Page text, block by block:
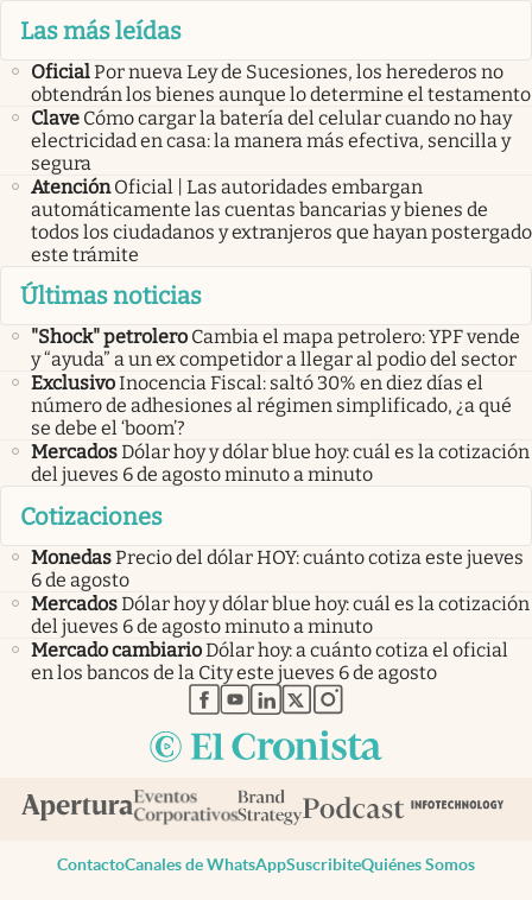
Las más leídas
OficialPor nueva Ley de Sucesiones, los herederos no
obtendrán los bienes aunque lo determine el testamento
Clave Cómo cargar la batería del celular cuando no hay
electricidad en casa: la manera más efectiva, sencilla y
segura
Atención Oficial | Las autoridades embargan
automáticamente las cuentas bancarias y bienes de
todos los ciudadanos y extranjeros que hayan postergado
este trámite
Últimas noticias
"Shock" petrolero Cambia el mapa petrolero: YPF vende
y “ayuda” a un ex competidor a llegar al podio del sector
ExclusivoInocencia Fiscal: saltó 30% en diez días el
número de adhesiones al régimen simplificado, ¿a qué
se debe el ‘boom’?
MercadosDólar hoy y dólar blue hoy: cuál es la cotización
del jueves 6 de agosto minuto a minuto
Cotizaciones
MonedasPrecio del dólar HOY: cuánto cotiza este jueves
6 de agosto
MercadosDólar hoy y dólar blue hoy: cuál es la cotización
del jueves 6 de agosto minuto a minuto
Mercado cambiarioDólar hoy: a cuánto cotiza el oficial
en los bancos de la City este jueves 6 de agosto
abre en nueva pestaña
abre en nueva pestaña
abre en nueva pestaña
abre en nueva pestaña
abre en nueva pestaña
ContactoCanales de WhatsAppSuscribiteQuiénes Somos